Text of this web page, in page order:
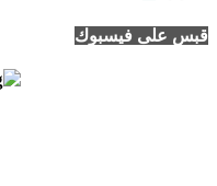
قبس على فيسبوك